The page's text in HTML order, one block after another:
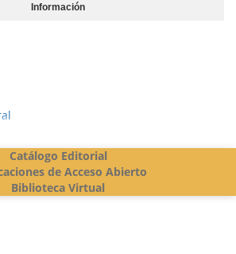
Información
Catálogo Editorial
de Acceso Abierto
Biblioteca Virtual